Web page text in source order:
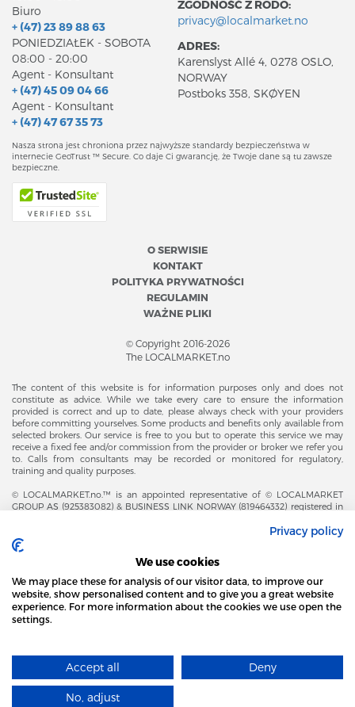
Biuro
+ (47) 23 89 88 63
PONIEDZIAŁEK - SOBOTA
08:00 - 20:00
Agent - Konsultant
+ (47) 45 09 04 66
Agent - Konsultant
+ (47) 47 67 35 73
ZGODNOŚĆ Z RODO:
privacy@localmarket.no
ADRES:
Karenslyst Allé 4, 0278 OSLO,
NORWAY
Postboks 358, SKØYEN
Nasza strona jest chroniona przez najwyższe standardy bezpieczeństwa w
internecie GeoTrust ™ Secure. Co daje Ci gwarancję, że Twoje dane są tu zawsze
bezpieczne.
O SERWISIE
KONTAKT
POLITYKA PRYWATNOŚCI
REGULAMIN
WAŻNE PLIKI
© Copyright 2016-2026
The LOCALMARKET.no
The content of this website is for information purposes only and does not
constitute as advice. While we take every care to ensure the information
provided is correct and up to date, please always check with your providers
before committing yourselves. Some products and benefits only available from
selected brokers. Our service is free to you but to operate this service we may
receive a fixed fee and/or commission from the provider or broker we refer you
to. Calls from consultants may be recorded or monitored for regulatory,
training and quality purposes.
© LOCALMARKET.no.™ is an appointed representative of © LOCALMARKET
GROUP AS (925383082) & BUSINESS LINK NORWAY (819464332) registered in
Brønnøysundregistrene. Financial & Insurance Services and Markets Authority,
and subject to limited regulation by the Financial Conduct Authority. Head
Office Adresse: Karenslyst Alle 4, 0278 Oslo – Skøyen. Post Adresse: Postboks
358, 0213 Oslo, Norway. Email Contact: post@localmarket.no. Office Contact: +
47 23 89 88 63 © Copyright 2016-2026 The LOCALMARKET GROUP ™.
DODATKOWO OD ZESPOŁU LOCALMARKET |
Designed and Developed by
STRONA LOCAL MARKET WYKORZYSTUJE PLIKI
DOWIEDZ SIĘ WIĘCEJ
Privacy policy
We use cookies
We may place these for analysis of our visitor data, to improve our
website, show personalised content and to give you a great website
experience. For more information about the cookies we use open the
settings.
Accept all Deny
No, adjust